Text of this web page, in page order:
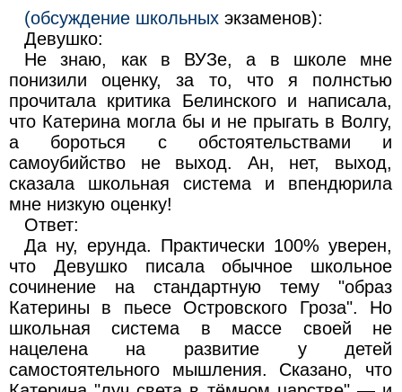
(обсуждение школьных экзаменов):
Девушко:
Не знаю, как в ВУЗе, а в школе мне
понизили оценку, за то, что я полнстью
прочитала критика Белинского и написала,
что Катерина могла бы и не прыгать в Волгу,
а бороться с обстоятельствами и
самоубийство не выход. Ан, нет, выход,
сказала школьная система и впендюрила
мне низкую оценку!
Ответ:
Да ну, ерунда. Практически 100% уверен,
что Девушко писала обычное школьное
сочинение на стандартную тему "образ
Катерины в пьесе Островского Гроза". Но
школьная система в массе своей не
нацелена на развитие у детей
самостоятельного мышления. Сказано, что